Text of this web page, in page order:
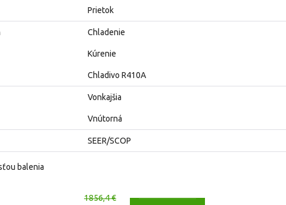
Prietok
Chladenie
Kúrenie
Chladivo R410A
Vonkajšia
Vnútorná
SEER/SCOP
balenia
1856,4 €